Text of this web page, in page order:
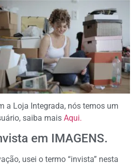
a Loja Integrada, nós temos um
saiba mais Aqui.
em IMAGENS.
usei o termo “invista” nesta